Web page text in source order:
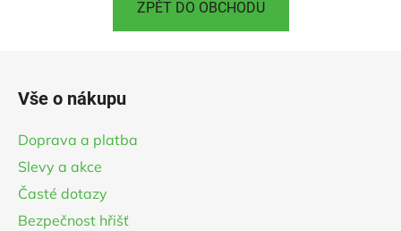
ZPĚT DO OBCHODU
Vše o nákupu
Doprava a platba
Slevy a akce
Časté dotazy
Bezpečnost hřišť